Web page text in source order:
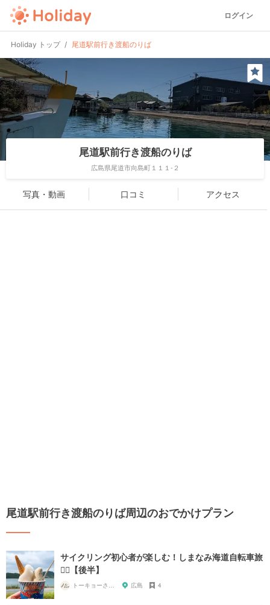
ログイン
Holiday トップ 尾道駅前行き渡船のりば
尾道駅前行き渡船のりば
広島県尾道市向島町１１１-２
写真・動画 口コミ アクセス
尾道駅前行き渡船のりば周辺のおでかけプラン
サイクリング初心者が楽しむ！しまなみ海道自転車旅
🚴‍♀️【後半】
広島 4